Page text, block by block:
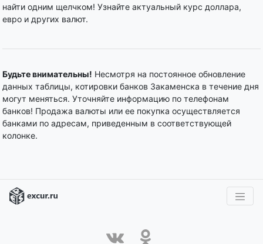
найти одним щелчком! Узнайте актуальный курс доллара,
евро и других валют.
Будьте внимательны! Несмотря на постоянное обновление
данных таблицы, котировки банков Закаменска в течение дня
могут меняться. Уточняйте информацию по телефонам
банков! Продажа валюты или ее покупка осуществляется
банками по адресам, приведенным в соответствующей
колонке.